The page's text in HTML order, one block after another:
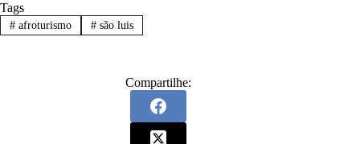
Tags
#afroturismo #são luis
Compartilhe: